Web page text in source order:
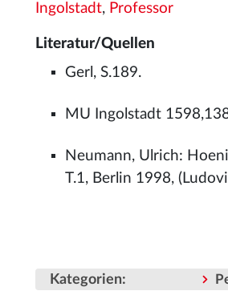
Ingolstadt, Professor
Literatur/Quellen
Gerl, S.189.
MU Ingolstadt
Neumann, Ulrich:
T.1, Berlin 1998,
Kategorien: